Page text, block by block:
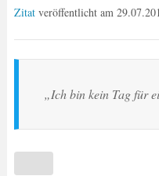
Zitatveröffentlicht am
„Ich bin kein Tag für